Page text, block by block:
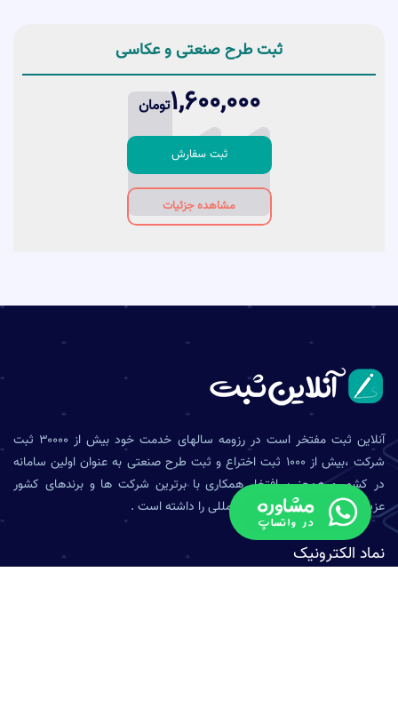
ثبت طرح صنعتی و عکاسی
1,600,000تومان
ثبت سفارش
مشاهده جزئیات
آنلاین ثبت مفتخر است در رزومه سالهای خدمت خود بیش از ۳۰۰۰۰ ثبت
شرکت ،بیش از ۱۰۰۰ ثبت اختراع و ثبت طرح صنعتی به عنوان اولین سامانه
در کشور و همچنین افتخار همکاری با برترین شرکت ها و برندهای کشور
عزیزمان در حوزه داخلی و بین المللی را داشته است .
نماد الکترونیک